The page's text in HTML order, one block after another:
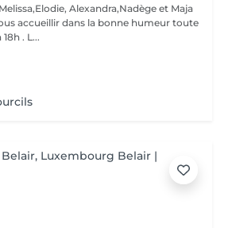
Alexandra,Nadège et Maja
accueillir dans la bonne humeur toute
. L...